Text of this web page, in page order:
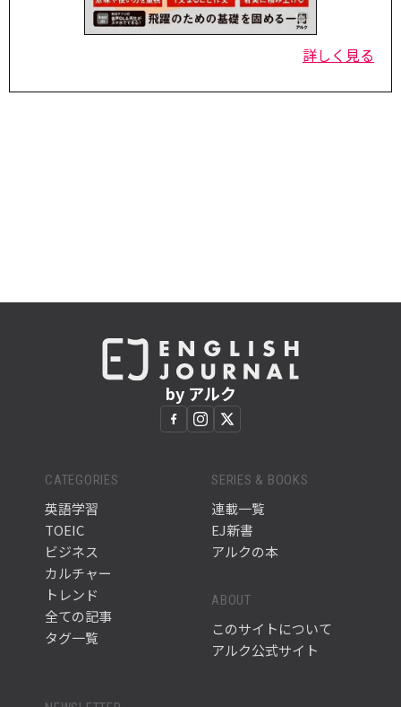
詳しく見る
by アルク
CATEGORIES
英語学習
TOEIC
ビジネス
カルチャー
トレンド
全ての記事
タグ一覧
SERIES & BOOKS
連載一覧
EJ新書
アルクの本
ABOUT
このサイトについて
アルク公式サイト